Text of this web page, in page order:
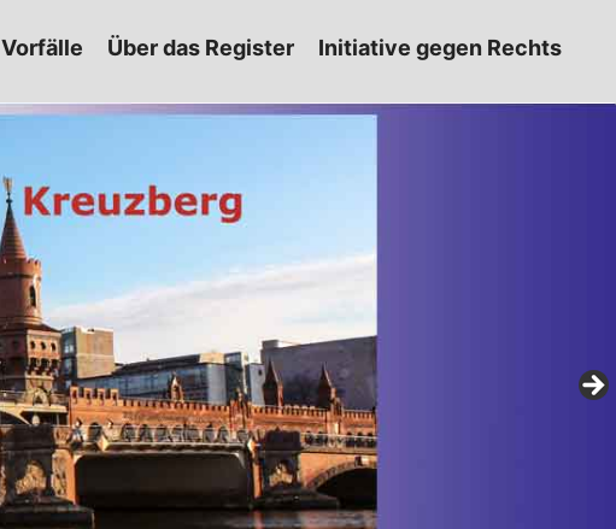
Vorfälle Über das Register Initiative gegen Rechts